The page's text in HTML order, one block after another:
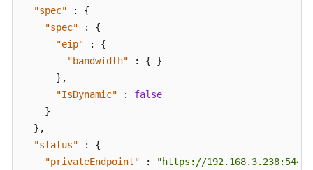
定
集
获
取
"spec"
:
{
"spec"
:
{
"eip"
:
{
"bandwidth"
: {
}
} ,
"IsDynamic"
:
false
}
} ,
"status"
:
{
"privateEndpoint"
:
"https://192.168.3.238:5443"